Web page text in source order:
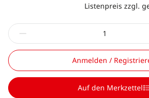
Listenpreis zzgl.
Anmelden /
Auf den Merkzettel